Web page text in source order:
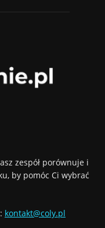
zespół porównuje i
by pomóc Ci wybrać
kontakt@coly.pl